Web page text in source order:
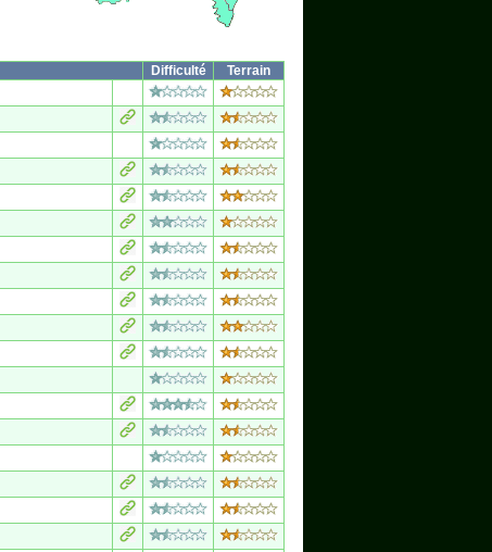
Difficulté
Terrain